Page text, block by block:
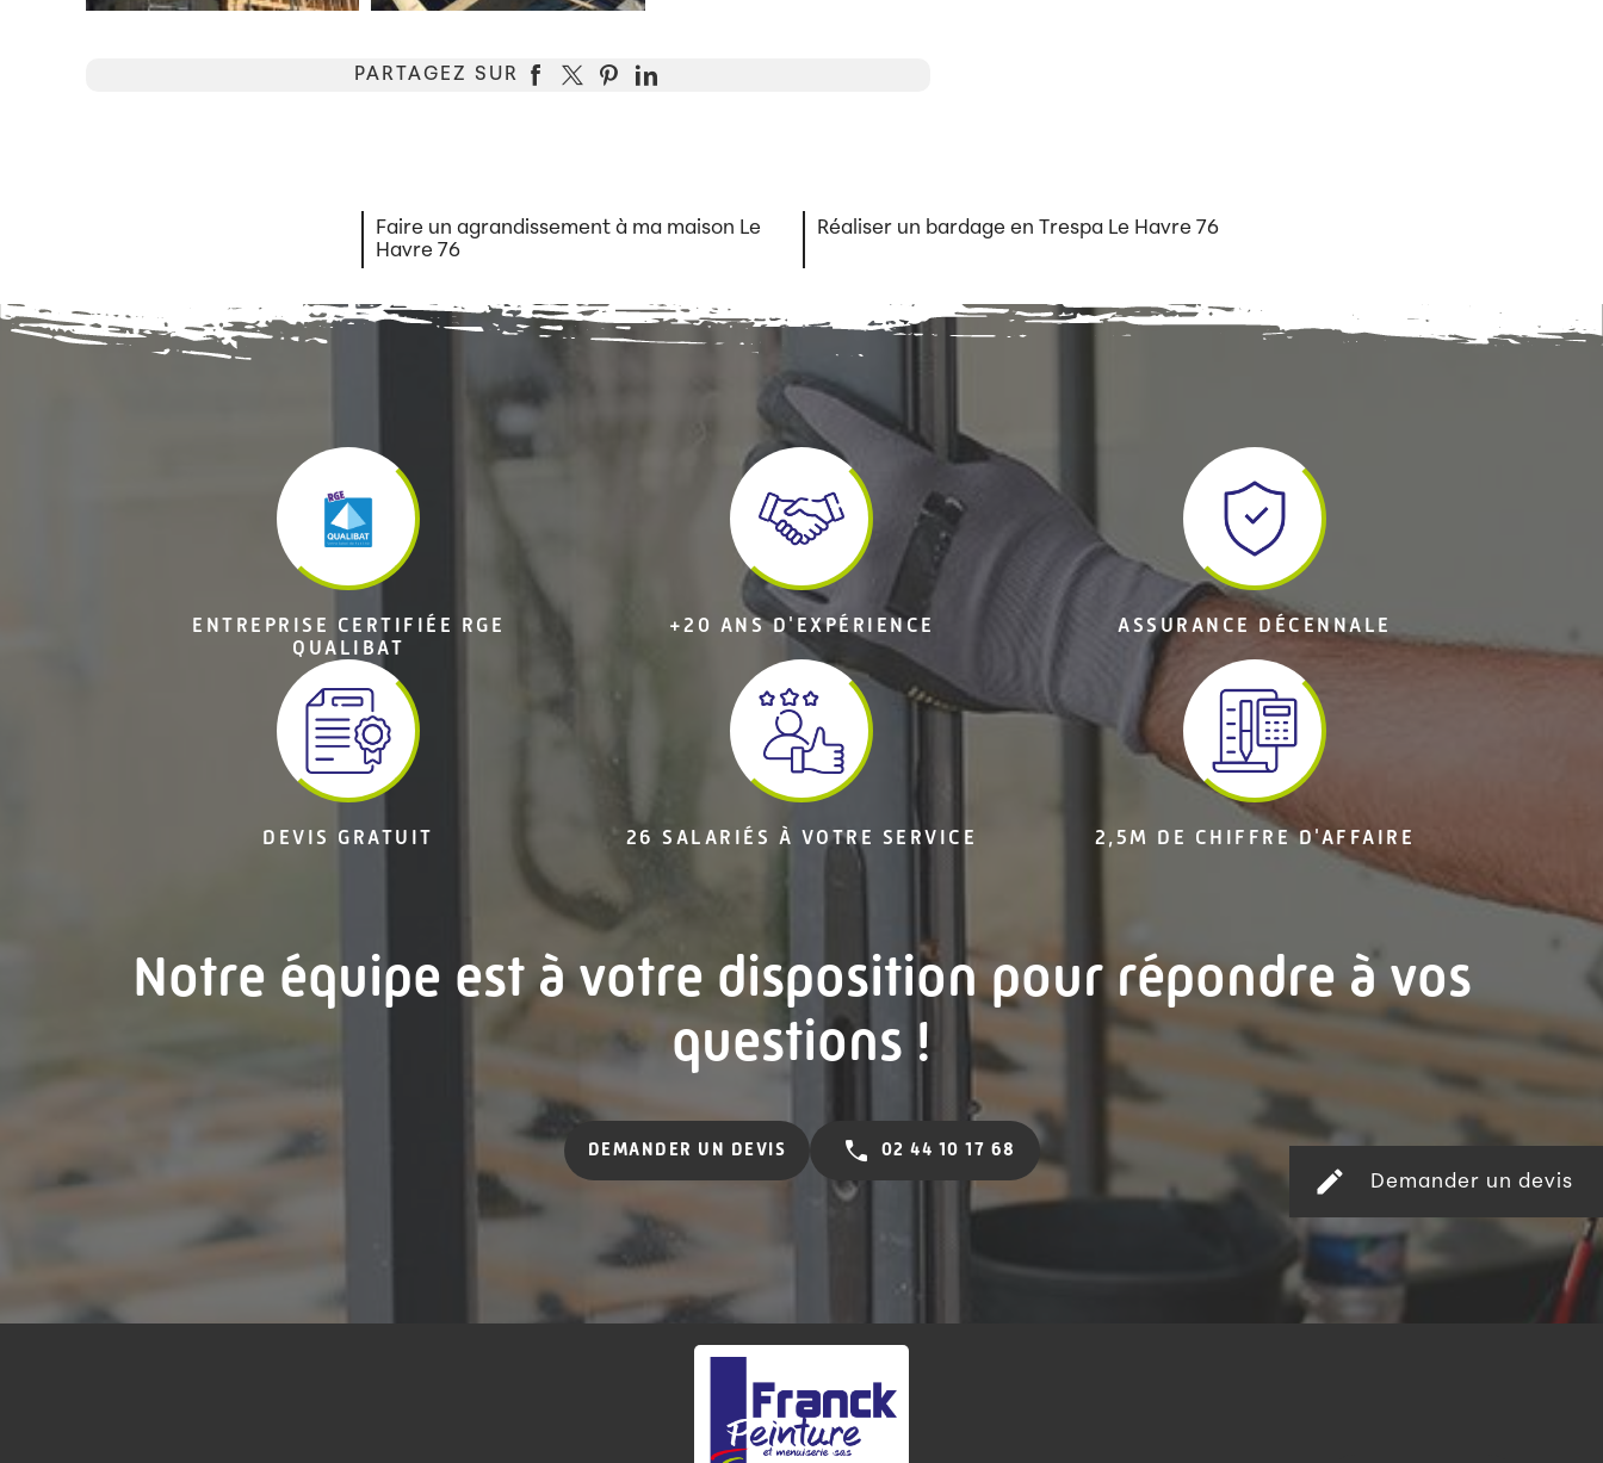
PARTAGEZ SUR
Faire un agrandissement à ma maison Le
Havre 76
Réaliser un bardage en Trespa Le Havre 76
ENTREPRISE CERTIFIÉE RGE
QUALIBAT
+20 ANS D'EXPÉRIENCE ASSURANCE DÉCENNALE
DEVIS GRATUIT 26 SALARIÉS À VOTRE SERVICE 2,5M DE CHIFFRE D'AFFAIRE
Notre équipe est à votre disposition pour répondre à vos
questions !
DEMANDER UN DEVIS 02 44 10 17 68
create Demander un devis